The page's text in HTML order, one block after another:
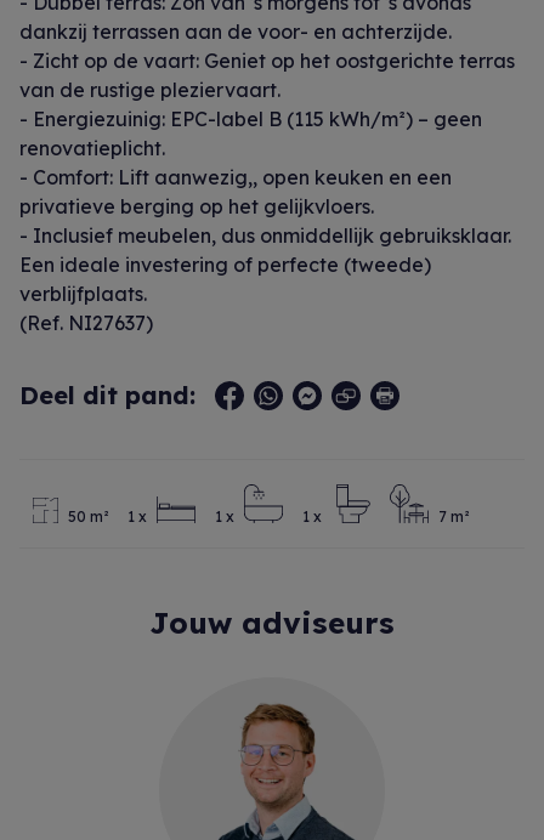
dankzij terrassen aan de voor- en achterzijde.
- Zicht op de vaart: Geniet op het oostgerichte terras
van de rustige pleziervaart.
- Energiezuinig: EPC-label B (115 kWh/m²) – geen
renovatieplicht.
- Comfort: Lift aanwezig,, open keuken en een
privatieve berging op het gelijkvloers.
- Inclusief meubelen, dus onmiddellijk gebruiksklaar.
Een ideale investering of perfecte (tweede)
verblijfplaats.
(Ref. NI27637)
Deel dit pand:
50 m² 1 x 1 x 1 x 7 m²
Jouw adviseurs